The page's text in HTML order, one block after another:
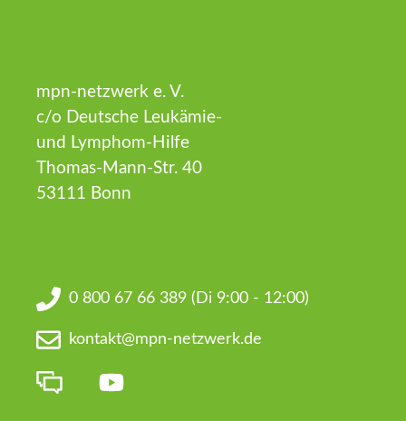
mpn-netzwerk e. V.
c/o Deutsche Leukämie-
und Lymphom-Hilfe
Thomas-Mann-Str. 40
53111 Bonn
0 800 67 66 389 (Di 9:00 - 12:00)
kontakt@mpn-netzwerk.de